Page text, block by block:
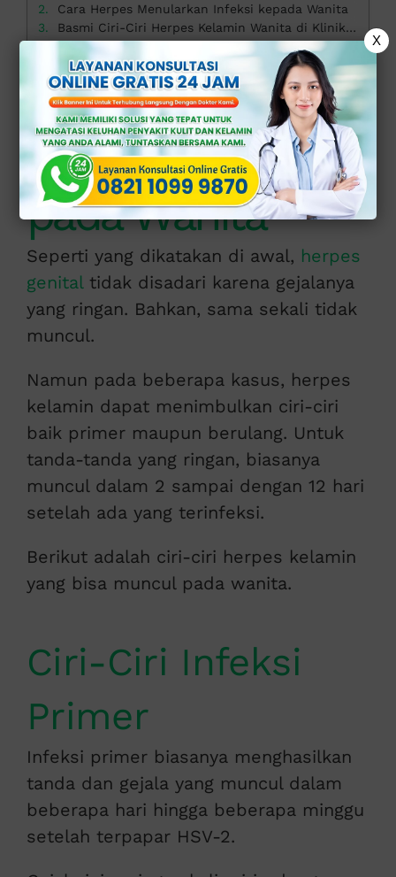
Cara Herpes Menularkan Infeksi kepada Wanita
Basmi Ciri-Ciri Herpes Kelamin Wanita di Klinik Apollo
Ciri-Ciri Penyakit
Herpes Kelamin
pada Wanita
Seperti yang dikatakan di awal, herpes
genitaltidak disadari karena gejalanya
yang ringan. Bahkan, sama sekali tidak
muncul.
Namun pada beberapa kasus, herpes
kelamin dapat menimbulkan ciri-ciri
baik primer maupun berulang. Untuk
tanda-tanda yang ringan, biasanya
muncul dalam 2 sampai dengan 12 hari
setelah ada yang terinfeksi.
Berikut adalah ciri-ciri herpes kelamin
yang bisa muncul pada wanita.
Ciri-Ciri Infeksi
Primer
Infeksi primer biasanya menghasilkan
tanda dan gejala yang muncul dalam
beberapa hari hingga beberapa minggu
setelah terpapar HSV-2.
X